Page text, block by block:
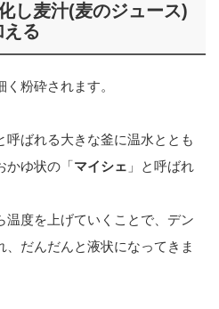
し麦汁(麦のジュース)
る
粉砕されます。
ばれる大きな釜に温水ととも
かゆ状の「マイシェ 」と呼ばれ
温度を上げていくことで、デン
だんだんと液状になってきま